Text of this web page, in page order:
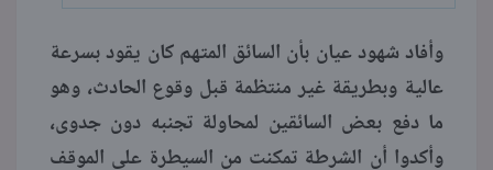
وأفاد شهود عيان بأن السائق المتهم كان يقود بسرعة
عالية وبطريقة غير منتظمة قبل وقوع الحادث، وهو
ما دفع بعض السائقين لمحاولة تجنبه دون جدوى،
وأكدوا أن الشرطة تمكنت من السيطرة على الموقف